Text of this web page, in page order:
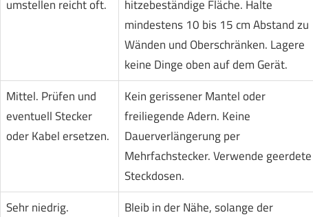
umstellen reicht oft.
hitzebeständige Fläche. Halte
mindestens 10 bis 15 cm Abstand zu
Wänden und Oberschränken. Lagere
keine Dinge oben auf dem Gerät.
Mittel. Prüfen und
eventuell Stecker
oder Kabel ersetzen.
Kein gerissener Mantel oder
freiliegende Adern. Keine
Dauerverlängerung per
Mehrfachstecker. Verwende geerdete
Steckdosen.
Sehr niedrig.
Bleib in der Nähe, solange der